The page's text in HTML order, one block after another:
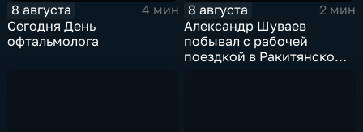
8 августа
4 мин
Сегодня День
офтальмолога
8 августа
2 мин
Александр Шуваев
побывал с рабочей
поездкой в Ракитянском